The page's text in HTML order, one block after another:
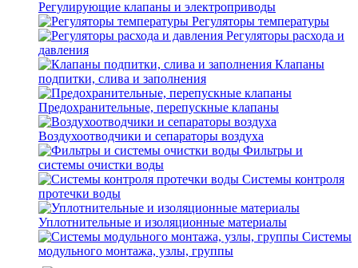
Регулирующие клапаны и электроприводы
Регуляторы температуры
Регуляторы расхода и
давления
Клапаны
подпитки, слива и заполнения
Предохранительные, перепускные клапаны
Воздухоотводчики и сепараторы воздуха
Фильтры и
системы очистки воды
Системы контроля
протечки воды
Уплотнительные и изоляционные материалы
Системы
модульного монтажа, узлы, группы